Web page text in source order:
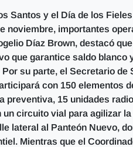
Santos y el Día de los
noviembre, importantes
Díaz Brown, destacó
que garantice saldo blanco
su parte, el Secretario de
con 150 elementos
preventiva, 15 unidades
un circuito vial para agilizar
lateral al Panteón Nuevo,
Mientras que el